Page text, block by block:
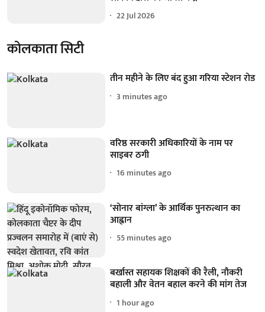
22 Jul 2026
कोलकाता सिटी
तीन महीने के लिए बंद हुआ गरिया स्टेशन रोड
3 minutes ago
वरिष्ठ सरकारी अधिकारियों के नाम पर
साइबर ठगी
16 minutes ago
‘सोनार बांग्ला’ के आर्थिक पुनरुत्थान का
आह्वान
55 minutes ago
बर्खास्त सहायक शिक्षकों की रैली, नौकरी
बहाली और वेतन बहाल करने की मांग तेज
1 hour ago